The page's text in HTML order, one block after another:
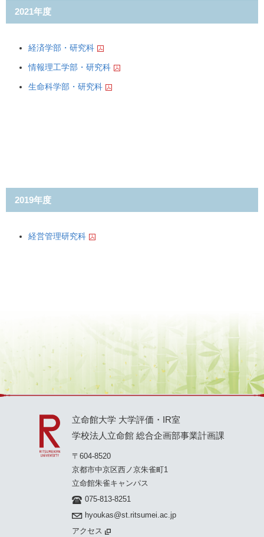
2021年度
経済学部・研究科
情報理工学部・研究科
生命科学部・研究科
2019年度
経営管理研究科
立命館大学 大学評価・IR室
学校法人立命館 総合企画部事業計画課
〒604-8520
京都市中京区西ノ京朱雀町1
立命館朱雀キャンパス
075-813-8251
hyoukas@st.ritsumei.ac.jp
アクセス